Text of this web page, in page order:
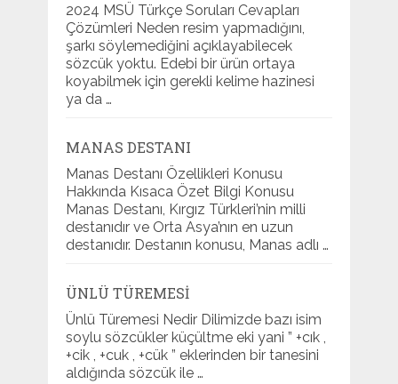
2024 MSÜ Türkçe Soruları Cevapları
Çözümleri Neden resim yapmadığını,
şarkı söylemediğini açıklayabilecek
sözcük yoktu. Edebi bir ürün ortaya
koyabilmek için gerekli kelime hazinesi
ya da …
MANAS DESTANI
Manas Destanı Özellikleri Konusu
Hakkında Kısaca Özet Bilgi Konusu
Manas Destanı, Kırgız Türkleri’nin milli
destanıdır ve Orta Asya’nın en uzun
destanıdır. Destanın konusu, Manas adlı …
ÜNLÜ TÜREMESI
Ünlü Türemesi Nedir Dilimizde bazı isim
soylu sözcükler küçültme eki yani ” +cık ,
+cik , +cuk , +cük ” eklerinden bir tanesini
aldığında sözcük ile …